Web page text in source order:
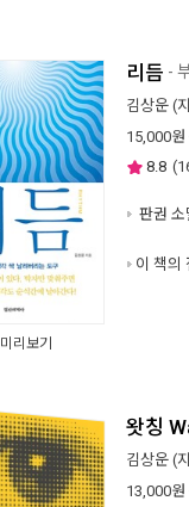
미리보기
리듬 -
김상운 (
15,000
8.8 (
판권 소
이 책의
왓칭
김상운 (
13,000